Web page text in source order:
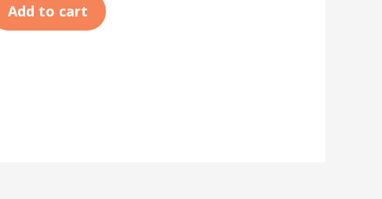
Add to cart